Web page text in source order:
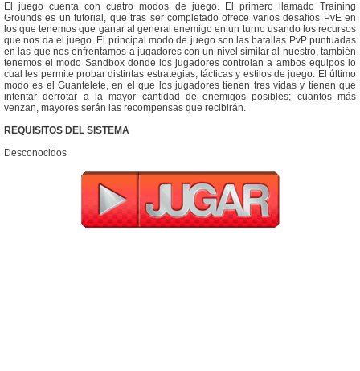
El juego cuenta con cuatro modos de juego. El primero llamado Training
Grounds es un tutorial, que tras ser completado ofrece varios desafíos PvE en
los que tenemos que ganar al general enemigo en un turno usando los recursos
que nos da el juego. El principal modo de juego son las batallas PvP puntuadas
en las que nos enfrentamos a jugadores con un nivel similar al nuestro, también
tenemos el modo Sandbox donde los jugadores controlan a ambos equipos lo
cual les permite probar distintas estrategias, tácticas y estilos de juego. El último
modo es el Guantelete, en el que los jugadores tienen tres vidas y tienen que
intentar derrotar a la mayor cantidad de enemigos posibles; cuantos más
venzan, mayores serán las recompensas que recibirán.
REQUISITOS DEL SISTEMA
Desconocidos